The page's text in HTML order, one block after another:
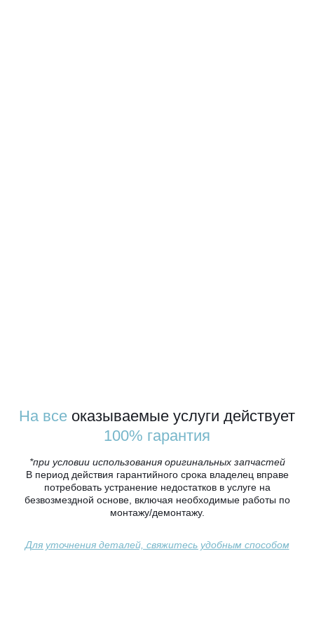
На все оказываемые услуги действует
100% гарантия
*при условии использования оригинальных запчастей
В период действия гарантийного срока владелец вправе
потребовать устранение недостатков в услуге на
безвозмездной основе, включая необходимые работы по
монтажу/демонтажу.
Для уточнения деталей, свяжитесь удобным способом